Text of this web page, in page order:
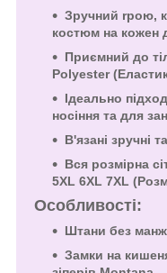
Зручний rрою,
костюм на кожен
Приємний до
Polyester
Ідеально
носіння та для
В'язані зручні
Вся розмірна
5XL 6XL 7XL
Особливості:
Штани без
Замки на